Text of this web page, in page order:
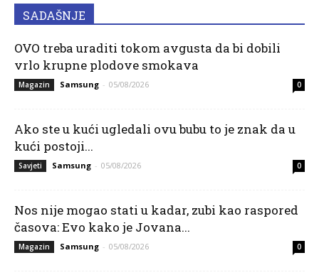
SADAŠNJE
OVO treba uraditi tokom avgusta da bi dobili
vrlo krupne plodove smokava
Magazin Samsung - 05/08/2026 0
Ako ste u kući ugledali ovu bubu to je znak da u
kući postoji...
Savjeti Samsung - 05/08/2026 0
Nos nije mogao stati u kadar, zubi kao raspored
časova: Evo kako je Jovana...
Magazin Samsung - 05/08/2026 0